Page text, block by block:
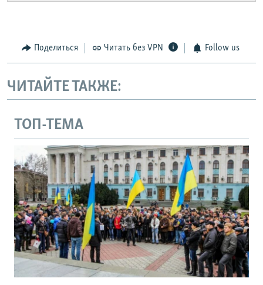
Поделиться Читать без VPN Follow us
ЧИТАЙТЕ ТАКЖЕ:
ТОП-ТЕМА